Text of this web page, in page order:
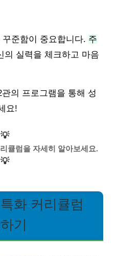
준함이 중요합니다. 주
의 실력을 체크하고 마음
의 프로그램을 통해 성
요!
💡
큘럼을 자세히 알아보세요.
💡
화 커리큘럼
기